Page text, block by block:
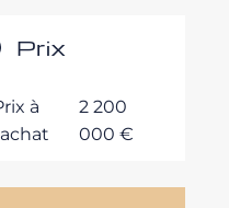
Prix
à
2 200
000 €